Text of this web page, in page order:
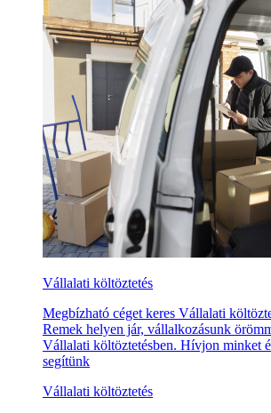
Vállalati költöztetés
Megbízható céget keres Vállalati
Remek helyen jár, vállalkozásunk
Vállalati költöztetésben. Hívjon minket
segítünk
Vállalati költöztetés